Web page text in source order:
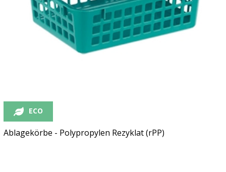
ECO
Ablagekörbe - Polypropylen Rezyklat (rPP)